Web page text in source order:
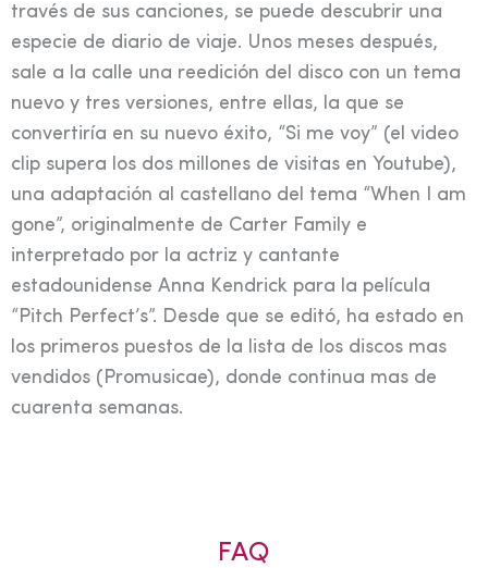
través de sus canciones, se puede descubrir una
especie de diario de viaje. Unos meses después,
sale a la calle una reedición del disco con un tema
nuevo y tres versiones, entre ellas, la que se
convertiría en su nuevo éxito, “Si me voy” (el video
clip supera los dos millones de visitas en Youtube),
una adaptación al castellano del tema “When I am
gone”, originalmente de Carter Family e
interpretado por la actriz y cantante
estadounidense Anna Kendrick para la película
“Pitch Perfect’s”. Desde que se editó, ha estado en
los primeros puestos de la lista de los discos mas
vendidos (Promusicae), donde continua mas de
cuarenta semanas.
FAQ